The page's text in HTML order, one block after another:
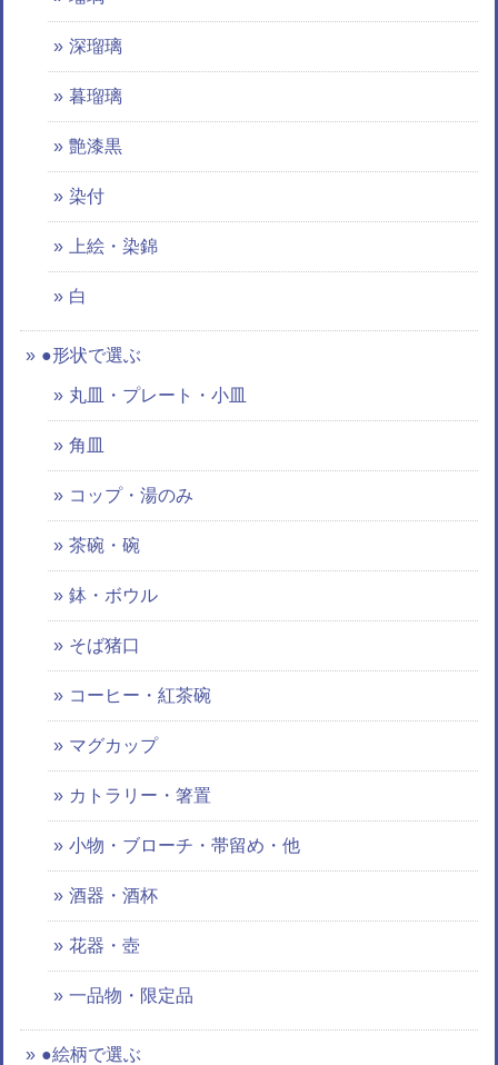
深瑠璃
暮瑠璃
艶漆黒
染付
上絵・染錦
白
●形状で選ぶ
丸皿・プレート・小皿
角皿
コップ・湯のみ
茶碗・碗
鉢・ボウル
そば猪口
コーヒー・紅茶碗
マグカップ
カトラリー・箸置
小物・ブローチ・帯留め・他
酒器・酒杯
花器・壺
一品物・限定品
●絵柄で選ぶ